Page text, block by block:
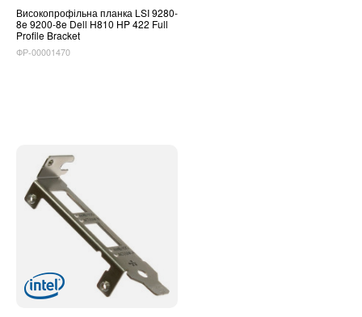
Високопрофільна планка LSI 9280-
8e 9200-8e Dell H810 HP 422 Full
Profile Bracket
ФР-00001470